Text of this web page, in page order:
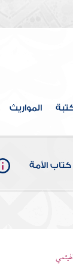
المواريث
كتاب الأمة